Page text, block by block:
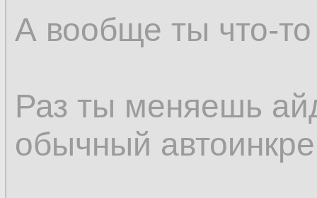
А вообще ты что-
Раз ты меняешь
обычный